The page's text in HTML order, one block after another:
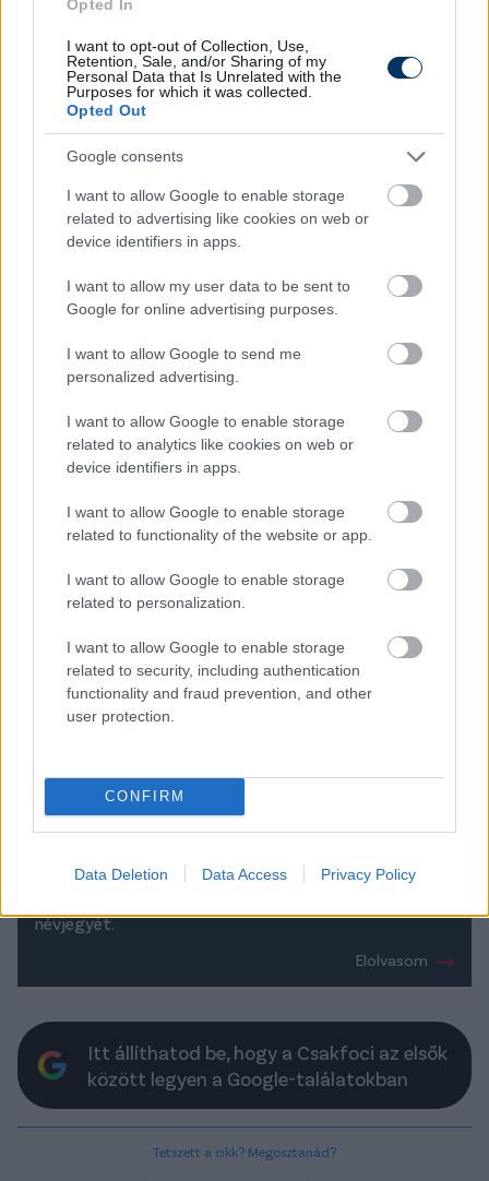
Opted In
I want to opt-out of Collection, Use,
Retention, Sale, and/or Sharing of my
Personal Data that Is Unrelated with the
Purposes for which it was collected.
Opted Out
Google consents
I want to allow Google to enable storage
related to advertising like cookies on web or
device identifiers in apps.
I want to allow my user data to be sent to
Google for online advertising purposes.
I want to allow Google to send me
personalized advertising.
I want to allow Google to enable storage
related to analytics like cookies on web or
device identifiers in apps.
I want to allow Google to enable storage
related to functionality of the website or app.
I want to allow Google to enable storage
related to personalization.
I want to allow Google to enable storage
related to security, including authentication
functionality and fraud prevention, and other
user protection.
CONFIRM
Data Deletion Data Access Privacy Policy
A vezérigazgató nem csak a budapesti szervezés
miatt kapott elismerő szavakat.
– Hétfőn a gálavacsorán központi asztalnál
ülhettem, több FIFA- és UEFA-képviselő mellett. Ők
mondták, hogy mennyire jó dolog, hogy a
Ferencváros példát mutat abban, hogy lehet előre
lépni, fejlődni. Ahonnan indultunk, majd
csoportkörösök lettünk, végül nyolcaddöntősök az
olykor nem jön majd össze a főtábla, mert ilyen is
előfordul. De látják a fejlődést– zárta Orosz.
Olvastad már?
Szoboszlai a szlovákoknak, a
szabadrúgásgólja
Összegyűjtöttünk öt parádés szabadrúgásgólt a
utánpótlás- és a felnőttválogatott mellett már a
névjegyét.
Elolvasom
Itt állíthatod be, hogy a Csakfoci az elsők
között legyen a Google-találatokban
Tetszett a cikk? Megosztanád?